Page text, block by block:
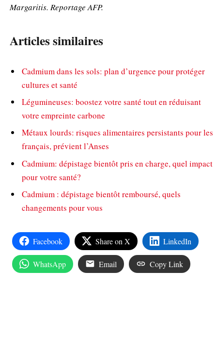
Margaritis. Reportage AFP.
Articles similaires
Cadmium dans les sols: plan d’urgence pour protéger
cultures et santé
Légumineuses: boostez votre santé tout en réduisant
votre empreinte carbone
Métaux lourds: risques alimentaires persistants pour les
français, prévient l’Anses
Cadmium: dépistage bientôt pris en charge, quel impact
pour votre santé?
Cadmium : dépistage bientôt remboursé, quels
changements pour vous
Facebook Share on X LinkedIn
WhatsApp Email Copy Link